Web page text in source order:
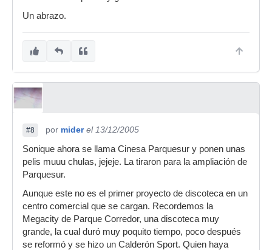
Un abrazo.
#8 por mider el 13/12/2005
Sonique ahora se llama Cinesa Parquesur y ponen unas
pelis muuu chulas, jejeje. La tiraron para la ampliación de
Parquesur.
Aunque este no es el primer proyecto de discoteca en un
centro comercial que se cargan. Recordemos la
Megacity de Parque Corredor, una discoteca muy
grande, la cual duró muy poquito tiempo, poco después
se reformó y se hizo un Calderón Sport. Quien haya